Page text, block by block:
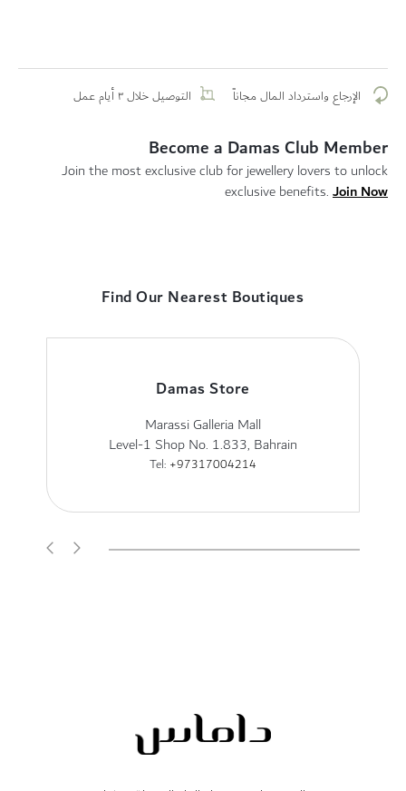
الإرجاع واسترداد المال مجاناً التوصيل خلال ٣ أيام عمل
Become a Damas Club Member
Join the most exclusive club for jewellery lovers to unlock
exclusive benefits. Join Now
Find Our Nearest Boutiques
Damas Store
Marassi Galleria Mall
Level-1 Shop No. 1.833, Bahrain
Tel: +97317004214